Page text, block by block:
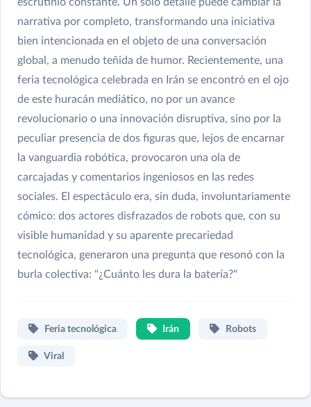
narrativa por completo, transformando una iniciativa
bien intencionada en el objeto de una conversación
global, a menudo teñida de humor. Recientemente, una
feria tecnológica celebrada en Irán se encontró en el ojo
de este huracán mediático, no por un avance
revolucionario o una innovación disruptiva, sino por la
peculiar presencia de dos figuras que, lejos de encarnar
la vanguardia robótica, provocaron una ola de
carcajadas y comentarios ingeniosos en las redes
sociales. El espectáculo era, sin duda, involuntariamente
cómico: dos actores disfrazados de robots que, con su
visible humanidad y su aparente precariedad
tecnológica, generaron una pregunta que resonó con la
burla colectiva: "¿Cuánto les dura la batería?"
Feria tecnológica Irán Robots
Viral